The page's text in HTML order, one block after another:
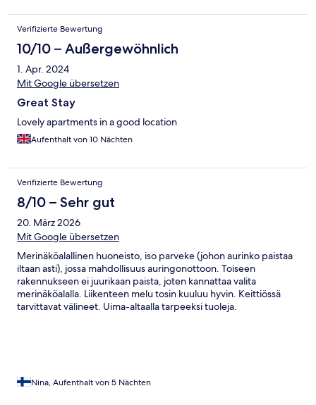
Verifizierte Bewertung
10/10 – Außergewöhnlich
1. Apr. 2024
Mit Google übersetzen
Great Stay
Lovely apartments in a good location
Aufenthalt von 10 Nächten
Verifizierte Bewertung
8/10 – Sehr gut
20. März 2026
Mit Google übersetzen
Merinäköalallinen huoneisto, iso parveke (johon aurinko paistaa
iltaan asti), jossa mahdollisuus auringonottoon. Toiseen
rakennukseen ei juurikaan paista, joten kannattaa valita
merinäköalalla. Liikenteen melu tosin kuuluu hyvin. Keittiössä
tarvittavat välineet. Uima-altaalla tarpeeksi tuoleja.
Nina, Aufenthalt von 5 Nächten